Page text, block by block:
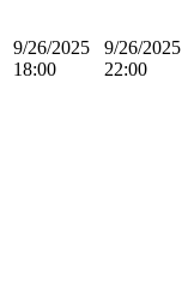
9/26/2025
18:00
9/26/2025
22:00